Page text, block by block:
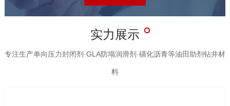
实力展示
专注生产单向压力封闭剂·GLA防塌润滑剂·磺化沥青等油田助剂钻井材
料